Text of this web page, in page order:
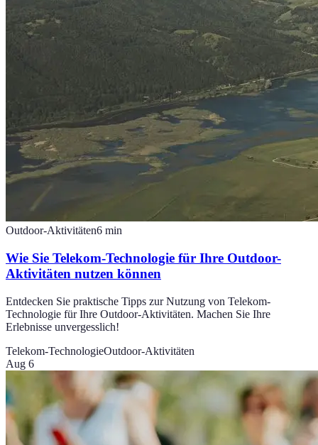
Outdoor-Aktivitäten6 min
Wie Sie Telekom-Technologie für Ihre Outdoor-
Aktivitäten nutzen können
Entdecken Sie praktische Tipps zur Nutzung von Telekom-
Technologie für Ihre Outdoor-Aktivitäten. Machen Sie Ihre
Erlebnisse unvergesslich!
Telekom-TechnologieOutdoor-Aktivitäten
Aug 6